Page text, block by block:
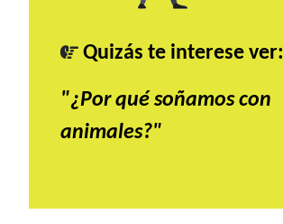
Quizás te interese ver:
"¿Por qué soñamos con
animales?"